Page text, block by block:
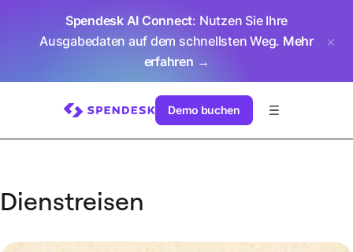
Spendesk AI Connect: Nutzen Sie Ihre
Ausgabedaten auf dem schnellsten Weg. Mehr
erfahren →
Demo buchen
Dienstreisen